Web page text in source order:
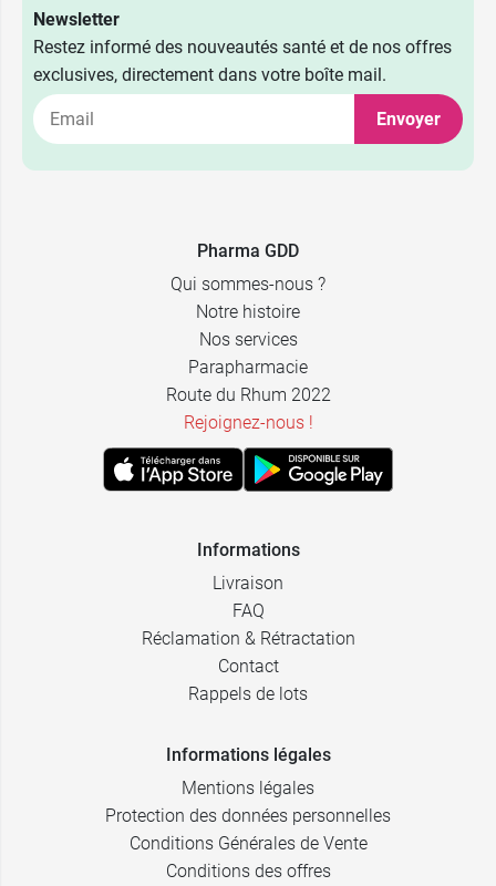
Newsletter
Restez informé des nouveautés santé et de nos offres
exclusives, directement dans votre boîte mail.
Envoyer
Pharma GDD
Qui sommes-nous ?
Notre histoire
Nos services
Parapharmacie
Route du Rhum 2022
Rejoignez-nous !
Informations
Livraison
FAQ
Réclamation & Rétractation
Contact
Rappels de lots
Informations légales
Mentions légales
Protection des données personnelles
Conditions Générales de Vente
Conditions des offres